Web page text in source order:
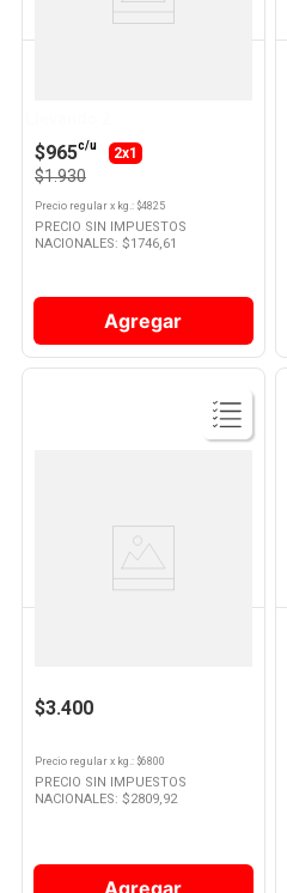
$965c/u 2x1
$1.930
Precio regular x kg.: $4825
PRECIO SIN IMPUESTOS
NACIONALES: $1746,61
Agregar
Ver
Producto
$3.400
Precio regular x kg. : $6800
PRECIO SIN IMPUESTOS
NACIONALES: $2809,92
Agregar